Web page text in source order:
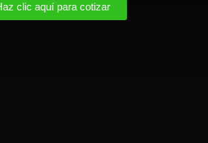
clic aquí para cotizar